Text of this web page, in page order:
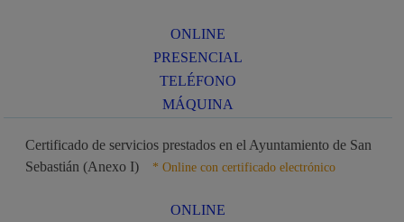
ONLINE
PRESENCIAL
TELÉFONO
MÁQUINA
Certificado de servicios prestados en el Ayuntamiento de San
Sebastián (Anexo I)
* Online con certificado electrónico
ONLINE